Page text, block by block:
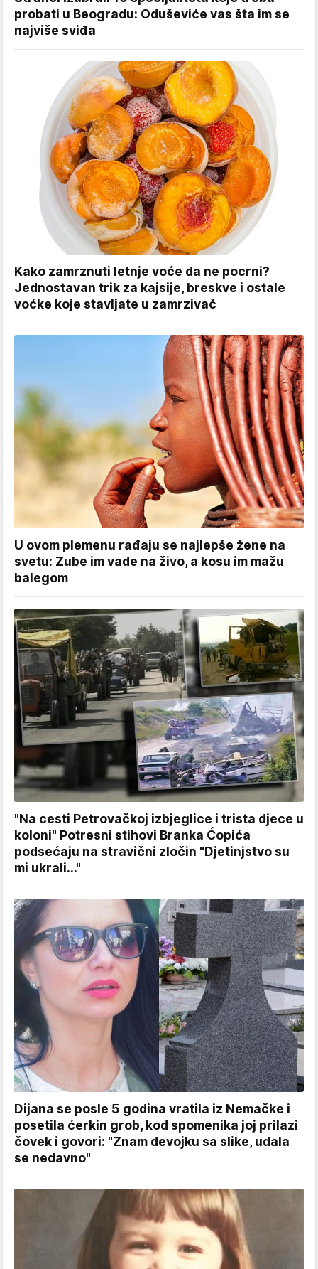
probati u Beogradu: Oduševiće vas šta im se
najviše sviđa
Kako zamrznuti letnje voće da ne pocrni?
Jednostavan trik za kajsije, breskve i ostale
voćke koje stavljate u zamrzivač
U ovom plemenu rađaju se najlepše žene na
svetu: Zube im vade na živo, a kosu im mažu
balegom
"Na cesti Petrovačkoj izbjeglice i trista djece u
koloni" Potresni stihovi Branka Ćopića
podsećaju na stravični zločin "Djetinjstvo su
mi ukrali..."
Dijana se posle 5 godina vratila iz Nemačke i
posetila ćerkin grob, kod spomenika joj prilazi
čovek i govori: "Znam devojku sa slike, udala
se nedavno"